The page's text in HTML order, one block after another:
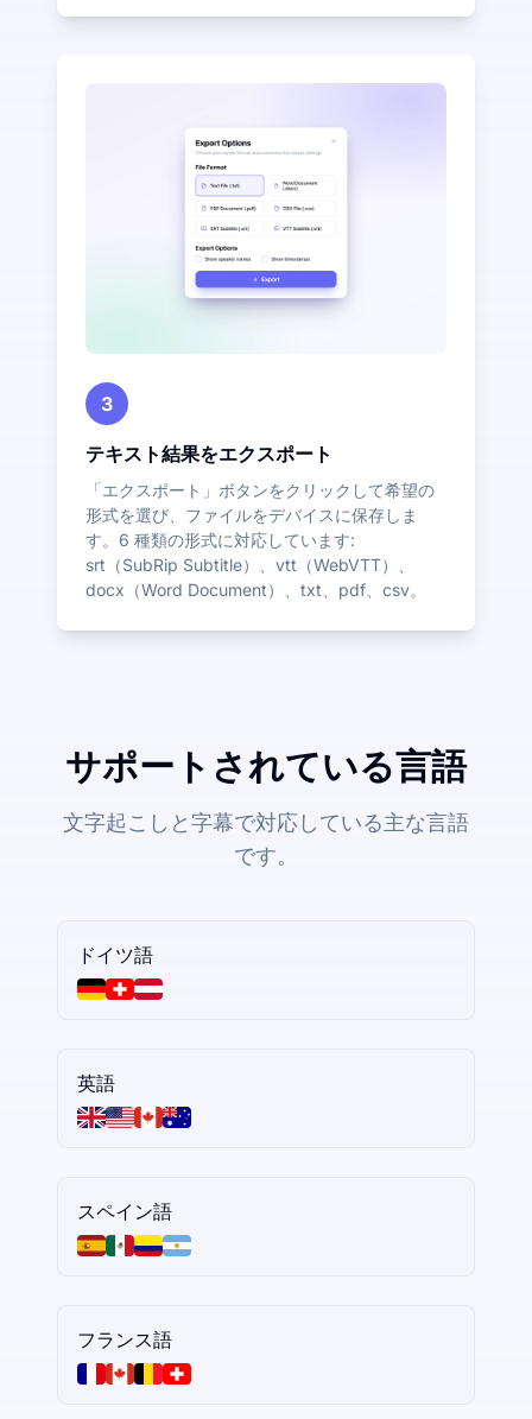
3
テキスト結果をエクスポート
「エクスポート」ボタンをクリックして希望の
形式を選び、ファイルをデバイスに保存しま
す。6 種類の形式に対応しています:
srt（SubRip Subtitle）、vtt（WebVTT）、
docx（Word Document）、txt、pdf、csv。
サポートされている言語
文字起こしと字幕で対応している主な言語
です。
ドイツ語
英語
スペイン語
フランス語